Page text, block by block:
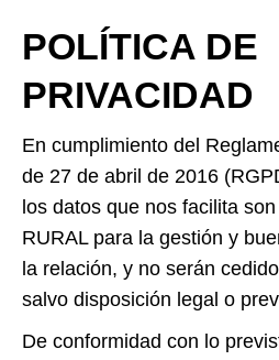
POLÍTICA DE
PRIVACIDAD
En cumplimiento del
de 27 de abril de 2016
los datos que nos facilita
RURAL para la gestión y
la relación, y no serán
salvo disposición legal o
De conformidad con lo